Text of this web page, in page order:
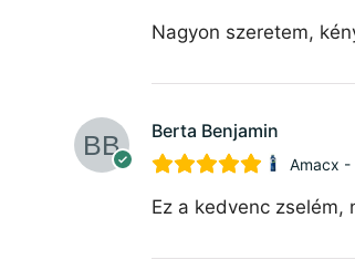
Nagyon szeretem,
Berta Benjamin
Amacx -
Ez a kedvenc zselém,